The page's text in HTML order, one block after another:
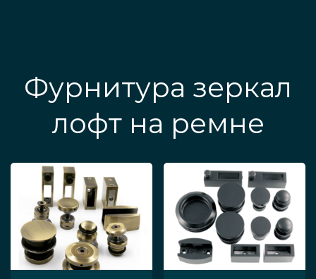
Фурнитура зеркал
лофт на ремне